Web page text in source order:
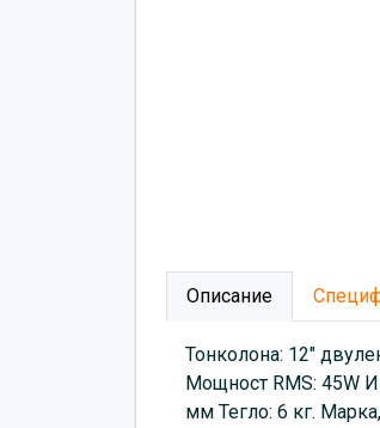
Описание
Тонколона: 12"
Мощност RMS: 45W
мм Тегло: 6 кг.